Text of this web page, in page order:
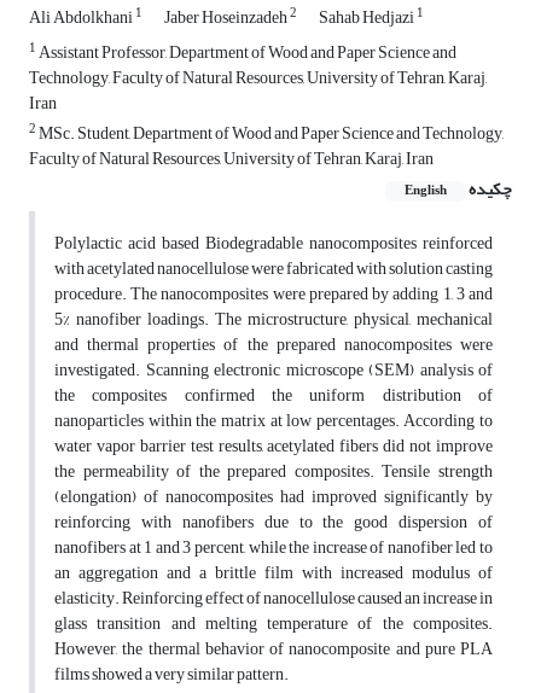
Ali Abdolkhani1 Jaber Hoseinzadeh2 Sahab Hedjazi1
1Assistant Professor, Department of Wood and Paper Science and
Technology, Faculty of Natural Resources, University of Tehran, Karaj,
Iran
2MSc. Student, Department of Wood and Paper Science and Technology,
Faculty of Natural Resources, University of Tehran, Karaj, Iran
چکیده
English
Polylactic acid based Biodegradable nanocomposites reinforced
with acetylated nanocellulose were fabricated with solution casting
procedure. The nanocomposites were prepared by adding 1, 3 and
5% nanofiber loadings. The microstructure, physical, mechanical
and thermal properties of the prepared nanocomposites were
investigated. Scanning electronic microscope (SEM) analysis of
the composites confirmed the uniform distribution of
nanoparticles within the matrix at low percentages. According to
water vapor barrier test results, acetylated fibers did not improve
the permeability of the prepared composites. Tensile strength
(elongation) of nanocomposites had improved significantly by
reinforcing with nanofibers due to the good dispersion of
nanofibers at 1 and 3 percent, while the increase of nanofiber led to
an aggregation and a brittle film with increased modulus of
elasticity. Reinforcing effect of nanocellulose caused an increase in
glass transition and melting temperature of the composites.
However, the thermal behavior of nanocomposite and pure PLA
films showed a very similar pattern.